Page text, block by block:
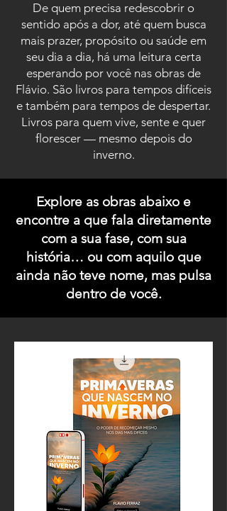
De quem precisa redescobrir o
sentido após a dor, até quem busca
mais prazer, propósito ou saúde em
seu dia a dia, há uma leitura certa
esperando por você nas obras de
Flávio. São livros para tempos difíceis
e também para tempos de despertar.
Livros para quem vive, sente e quer
florescer — mesmo depois do
inverno.
Explore as obras abaixo e
encontre a que fala diretamente
com a sua fase, com sua
história… ou com aquilo que
ainda não teve nome, mas pulsa
dentro de você.